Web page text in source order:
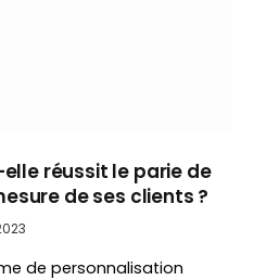
réussit le parie de
de ses clients ?
de personnalisation